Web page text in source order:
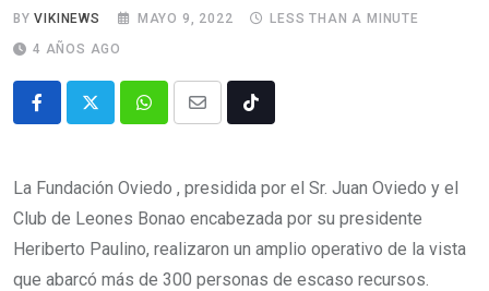
BYVIKINEWS MAYO 9, 2022
LESS THAN A MINUTE
4 AÑOS AGO
La Fundación Oviedo , presidida por el Sr. Juan Oviedo y el
Club de Leones Bonao encabezada por su presidente
Heriberto Paulino, realizaron un amplio operativo de la vista
que abarcó más de 300 personas de escaso recursos.